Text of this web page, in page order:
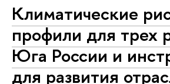
Климатические
профили для трех
Юга России и
для развития